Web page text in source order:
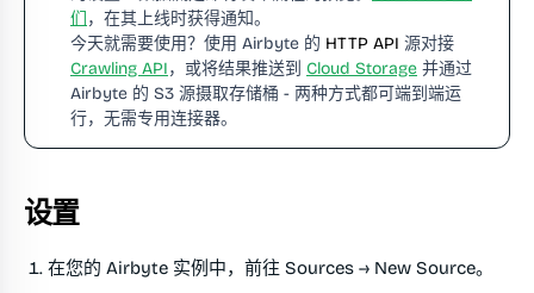
们 ，在其上线时获得通知。
今天就需要使用？使用 Airbyte 的 HTTP API 源对接
Crawling API，或将结果推送到 Cloud Storage 并通过
Airbyte 的 S3 源摄取存储桶 - 两种方式都可端到端运
行，无需专用连接器。
设置
在您的 Airbyte 实例中，前往 Sources → New Source。